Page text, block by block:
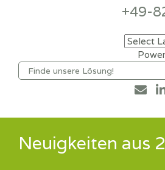
+49-
Neuigkeiten aus